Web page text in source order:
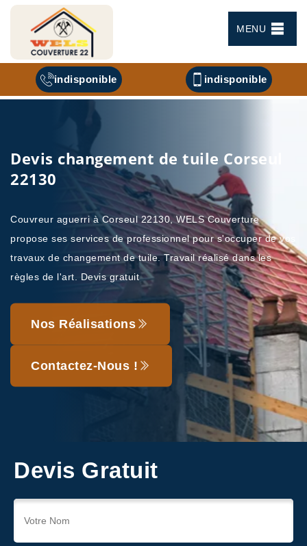
MENU
indisponible indisponible
Devis changement de tuile Corseul
22130
Couvreur aguerri à Corseul 22130, WELS Couverture
propose ses services de professionnel pour s'occuper de vos
travaux de changement de tuile. Travail réalisé dans les
règles de l'art. Devis gratuit
Nos Réalisations
Contactez-Nous !
Devis Gratuit